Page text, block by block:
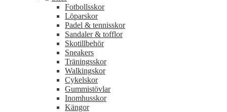
Fotbollsskor
Löparskor
Padel & tennisskor
Sandaler & tofflor
Skotillbehör
Sneakers
Träningsskor
Walkingskor
Cykelskor
Gummistövlar
Inomhusskor
Kängor